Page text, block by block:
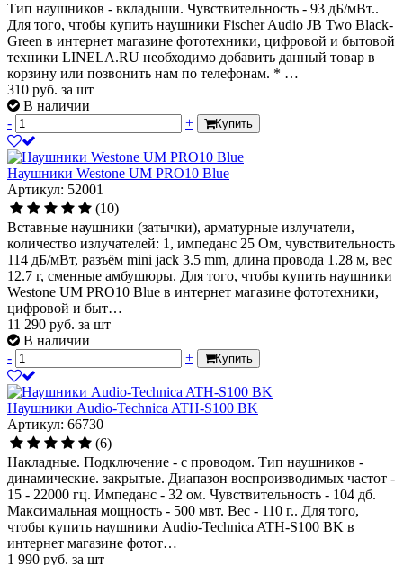
Тип наушников - вкладыши. Чувствительность - 93 дБ/мВт..
Для того, чтобы купить наушники Fischer Audio JB Two Black-
Green в интернет магазине фототехники, цифровой и бытовой
техники LINELA.RU необходимо добавить данный товар в
корзину или позвонить нам по телефонам. * …
310 руб. за шт
В наличии
-
+ Купить
Наушники Westone UM PRO10 Blue
Артикул: 52001
(10)
Вставные наушники (затычки), арматурные излучатели,
количество излучателей: 1, импеданс 25 Ом, чувствительность
114 дБ/мВт, разъём mini jack 3.5 mm, длина провода 1.28 м, вес
12.7 г, сменные амбушюры. Для того, чтобы купить наушники
Westone UM PRO10 Blue в интернет магазине фототехники,
цифровой и быт…
11 290 руб. за шт
В наличии
-
+ Купить
Наушники Audio-Technica ATH-S100 BK
Артикул: 66730
(6)
Накладные. Подключение - с проводом. Тип наушников -
динамические. закрытые. Диапазон воспроизводимых частот -
15 - 22000 гц. Импеданс - 32 ом. Чувствительность - 104 дб.
Максимальная мощность - 500 мвт. Вес - 110 г.. Для того,
чтобы купить наушники Audio-Technica ATH-S100 BK в
интернет магазине фотот…
1 990 руб. за шт